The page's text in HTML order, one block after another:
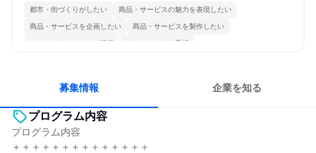
都市・街づくりがしたい 商品・サービスの魅力を表現したい
商品・サービスを企画したい 商品・サービスを製作したい
コミュニケーションが活発 チームワークを重視
募集情報 企業を知る
プログラム内容
プログラム内容
＋＋＋＋＋＋＋＋＋＋＋＋＋＋